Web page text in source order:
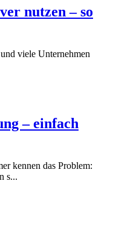
nutzen – so
viele Unternehmen
– einfach
kennen das Problem:
s...